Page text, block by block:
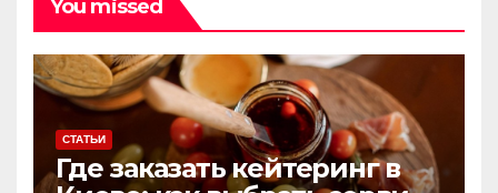
You missed
СТАТЬИ
Где заказать кейтеринг в